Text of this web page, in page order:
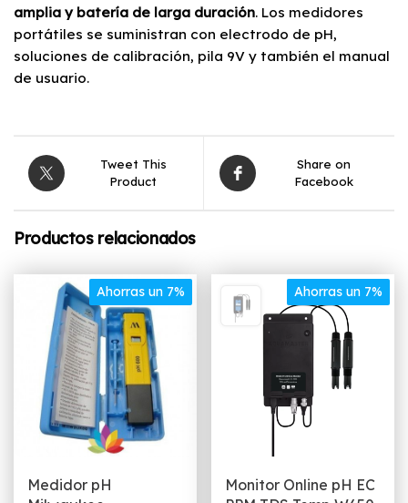
amplia y batería de larga duración. Los medidores
portátiles se suministran con electrodo de pH,
soluciones de calibración, pila 9V y también el manual
de usuario.
Tweet This
Product
Share on
Facebook
Productos relacionados
Ahorras un 7%
Medidor pH
Ahorras un 7%
Monitor Online pH EC